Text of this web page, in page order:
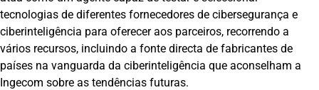
tecnologias de diferentes fornecedores de cibersegurança e
ciberinteligência para oferecer aos parceiros, recorrendo a
vários recursos, incluindo a fonte directa de fabricantes de
países na vanguarda da ciberinteligência que aconselham a
Ingecom sobre as tendências futuras.